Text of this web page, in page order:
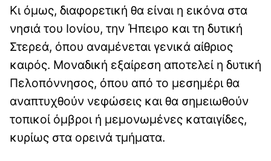
Κι όμως, διαφορετική θα είναι η εικόνα στα
νησιά του Ιονίου, την Ήπειρο και τη δυτική
Στερεά, όπου αναμένεται γενικά αίθριος
καιρός. Μοναδική εξαίρεση αποτελεί η δυτική
Πελοπόννησος, όπου από το μεσημέρι θα
αναπτυχθούν νεφώσεις και θα σημειωθούν
τοπικοί όμβροι ή μεμονωμένες καταιγίδες,
κυρίως στα ορεινά τμήματα.